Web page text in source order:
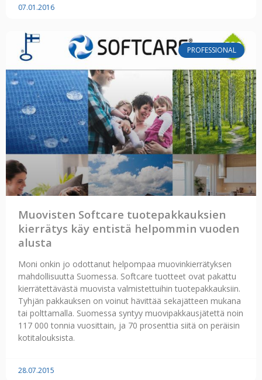
07.01.2016
PROFESSIONAL
Muovisten Softcare tuotepakkauksien
kierrätys käy entistä helpommin vuoden
alusta
Moni onkin jo odottanut helpompaa muovinkierrätyksen
mahdollisuutta Suomessa. Softcare tuotteet ovat pakattu
kierrätettävästä muovista valmistettuihin tuotepakkauksiin.
Tyhjän pakkauksen on voinut hävittää sekajätteen mukana
tai polttamalla. Suomessa syntyy muovipakkausjätettä noin
117 000 tonnia vuosittain, ja 70 prosenttia siitä on peräisin
kotitalouksista.
28.07.2015